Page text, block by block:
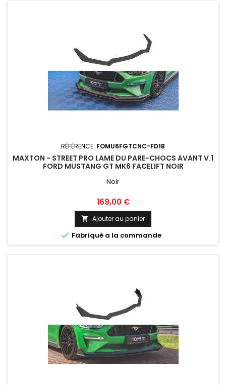
RÉFÉRENCE: FOMU6FGTCNC-FD1B
MAXTON - STREET PRO LAME DU PARE-CHOCS AVANT V.1
FORD MUSTANG GT MK6 FACELIFT NOIR
Noir
Prix
169,00 €
 Ajouter au panier
 Fabriqué a la commande